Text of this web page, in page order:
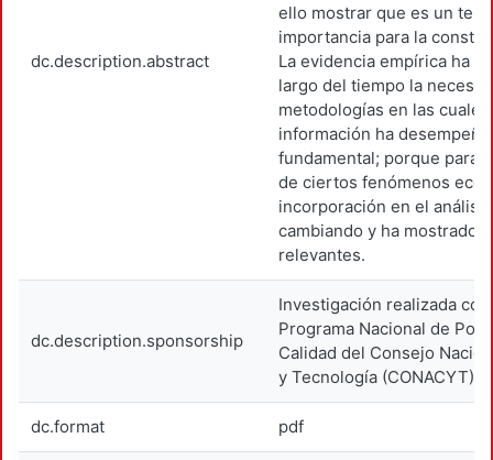
dc.description.abstract
ello mostrar que es un
importancia para la
La evidencia empírica ha
largo del tiempo la
metodologías en las cuales
información ha
fundamental; porque para
de ciertos fenómenos
incorporación en el
cambiando y ha mostrado
relevantes.
dc.description.sponsorship
Investigación realizada
Programa Nacional de
Calidad del Consejo
y Tecnología (CONACYT).
dc.format pdf